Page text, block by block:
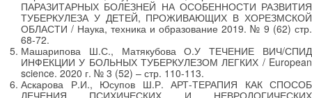
ПАРАЗИТАРНЫХ БОЛЕЗНЕЙ НА ОСОБЕННОСТИ РАЗВИТИЯ
ТУБЕРКУЛЕЗА У ДЕТЕЙ, ПРОЖИВАЮЩИХ В ХОРЕЗМСКОЙ
ОБЛАСТИ / Наука, техника и образование 2019. № 9 (62) стр.
68-72.
Машарипова Ш.С., Матякубова О.У ТЕЧЕНИЕ ВИЧ/СПИД
ИНФЕКЦИИ У БОЛЬНЫХ ТУБЕРКУЛЕЗОМ ЛЕГКИХ / European
science. 2020 г. № 3 (52) – стр. 110-113.
Аскарова Р.И., Юсупов Ш.Р. АРТ-ТЕРАПИЯ КАК СПОСОБ
ЛЕЧЕНИЯ ПСИХИЧЕСКИХ И НЕВРОЛОГИЧЕСКИХ